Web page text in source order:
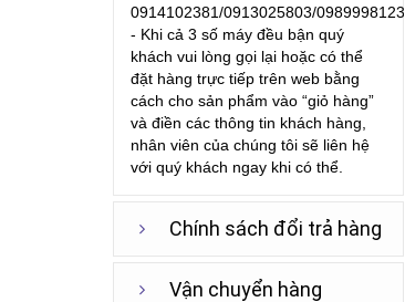
0914102381/0913025803/0989998123
- Khi cả 3 số máy đều bận quý
khách vui lòng gọi lại hoặc có thể
đặt hàng trực tiếp trên web bằng
cách cho sản phẩm vào “giỏ hàng”
và điền các thông tin khách hàng,
nhân viên của chúng tôi sẽ liên hệ
với quý khách ngay khi có thể.
Chính sách đổi trả hàng
Vận chuyển hàng